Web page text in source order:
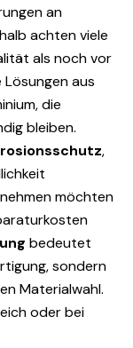
an
achten viele
als noch vor
aus
die
bleiben.
,
möchten
bedeutet
sondern
Materialwahl.
oder bei